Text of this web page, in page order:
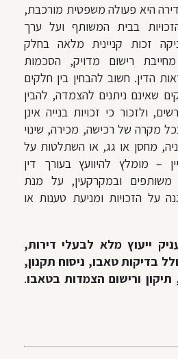
היא פעולה משפטית מורכבת,
בבית המשותף ועל ערך
זכות קניינית מלאה בחלק
רישום מדויק, הסכמות
הדין. חשוב להבחין בין חלקים
שאינם ניתנים להצמדה, להבין
ולזכור כי זכויות בנייה אינן
מקרה של רכישה, מכירה, שינוי
מחסן או גג, או השתלטות על
– מומלץ להיוועץ בעורך דין
ובמקרקעין, על מנת
על הזכויות ומניעת טענות או
ייעוץ מלא לבעלי דירות,
בדיקות טאבו, ניסוח תקנון,
תיקון ורישום הצמדות בטאבו.